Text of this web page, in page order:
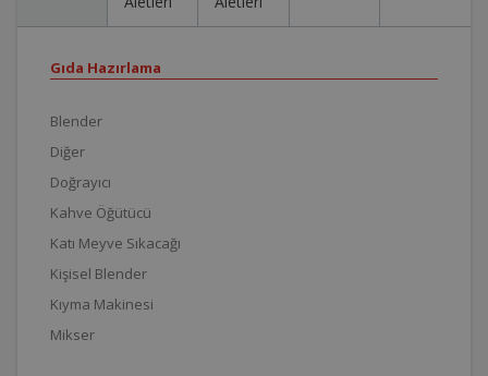
Gıda Hazırlama
Blender
Diğer
Doğrayıcı
Kahve Öğütücü
Katı Meyve Sıkacağı
Kişisel Blender
Kıyma Makinesi
Mikser